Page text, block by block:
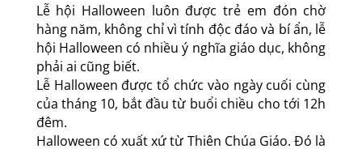
Lễ hội Halloween luôn được trẻ em đón chờ
hàng năm, không chỉ vì tính độc đáo và bí ẩn, lễ
hội Halloween có nhiều ý nghĩa giáo dục, không
phải ai cũng biết.
Lễ Halloween được tổ chức vào ngày cuối cùng
của tháng 10, bắt đầu từ buổi chiều cho tới 12h
đêm.
Halloween có xuất xứ từ Thiên Chúa Giáo. Đó là